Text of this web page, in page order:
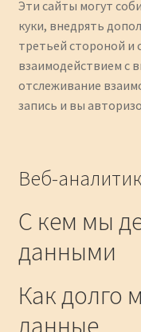
Эти сайты могут
куки, внедрять
третьей стороной и
взаимодействием с
отслеживание
запись и вы
Веб-
С кем мы
данными
Как долго